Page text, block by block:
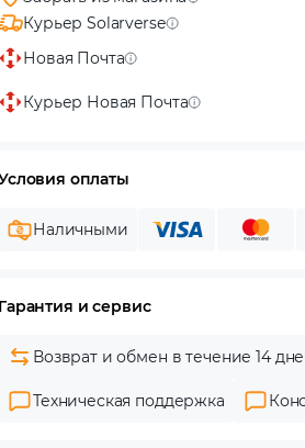
Курьер Solarverse
Новая Почта
Курьер Новая Почта
оплаты
Наличными
Гарантия и сервис
Возврат и обмен в течение 14
Техническая поддержка